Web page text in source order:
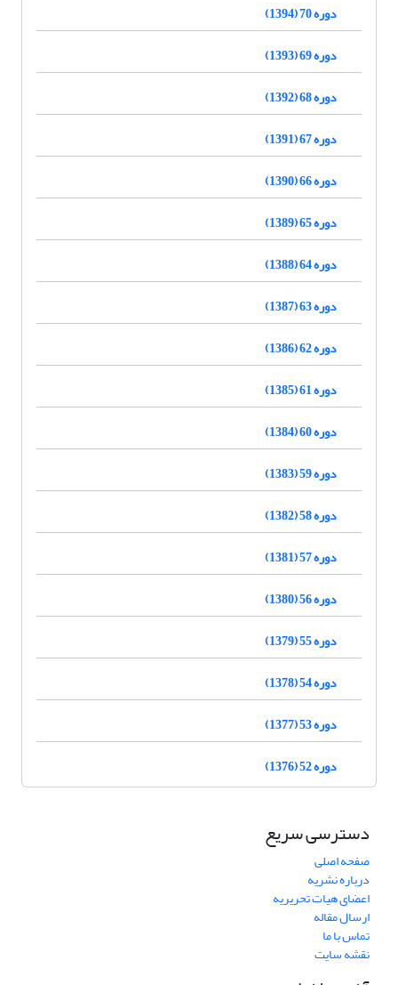
دوره 70 (1394)
دوره 69 (1393)
دوره 68 (1392)
دوره 67 (1391)
دوره 66 (1390)
دوره 65 (1389)
دوره 64 (1388)
دوره 63 (1387)
دوره 62 (1386)
دوره 61 (1385)
دوره 60 (1384)
دوره 59 (1383)
دوره 58 (1382)
دوره 57 (1381)
دوره 56 (1380)
دوره 55 (1379)
دوره 54 (1378)
دوره 53 (1377)
دوره 52 (1376)
دسترسی سریع
صفحه اصلی
درباره نشریه
اعضای هیات تحریریه
ارسال مقاله
تماس با ما
نقشه سایت